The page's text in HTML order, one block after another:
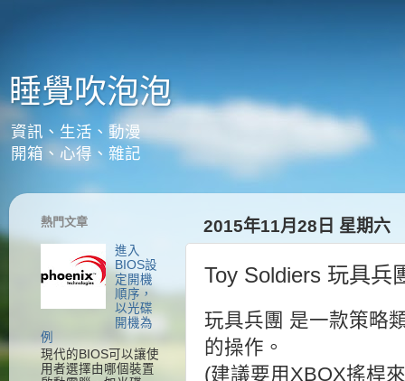
睡覺吹泡泡
資訊、生活、動漫
開箱、心得、雜記
2015年11月28日 星期六
Toy Soldiers 玩具兵
玩具兵團 是一款策略
的操作。
(建議要用XBOX搖桿
熱門文章
進入
BIOS設
定開機
順序，
以光碟
開機為
例
現代的BIOS可以讓使
用者選擇由哪個裝置